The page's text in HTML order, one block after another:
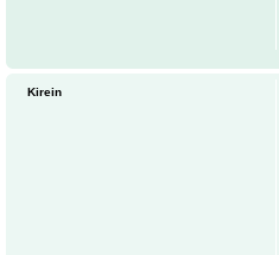
Kirein